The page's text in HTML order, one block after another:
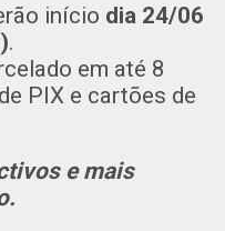
início dia 24/06
.
em até 8
PIX e cartões de
e mais